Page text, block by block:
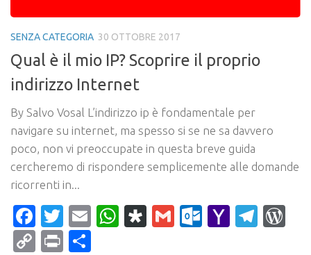
SENZA CATEGORIA 30 OTTOBRE 2017
Qual è il mio IP? Scoprire il proprio
indirizzo Internet
By Salvo Vosal L’indirizzo ip è fondamentale per
navigare su internet, ma spesso si se ne sa davvero
poco, non vi preoccupate in questa breve guida
cercheremo di rispondere semplicemente alle domande
ricorrenti in...
Facebook
Twitter
EmailWhatsApp
Diaspora
Gmail Yahoo
CopyPrint